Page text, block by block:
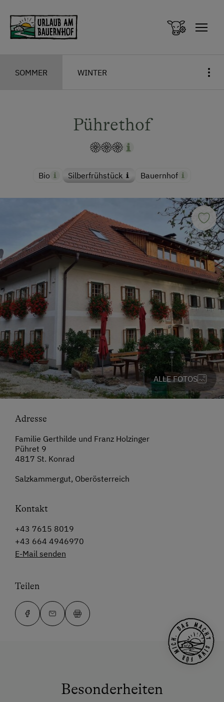
SOMMER WINTER
Pührethof
Bio Silberfrühstück Bauernhof
ALLE FOTOS
Adresse
Familie Gerthilde und Franz Holzinger
Pühret 9
4817 St. Konrad
Salzkammergut, Oberösterreich
Kontakt
+43 7615 8019
+43 664 4946970
E-Mail senden
Teilen
Besonderheiten